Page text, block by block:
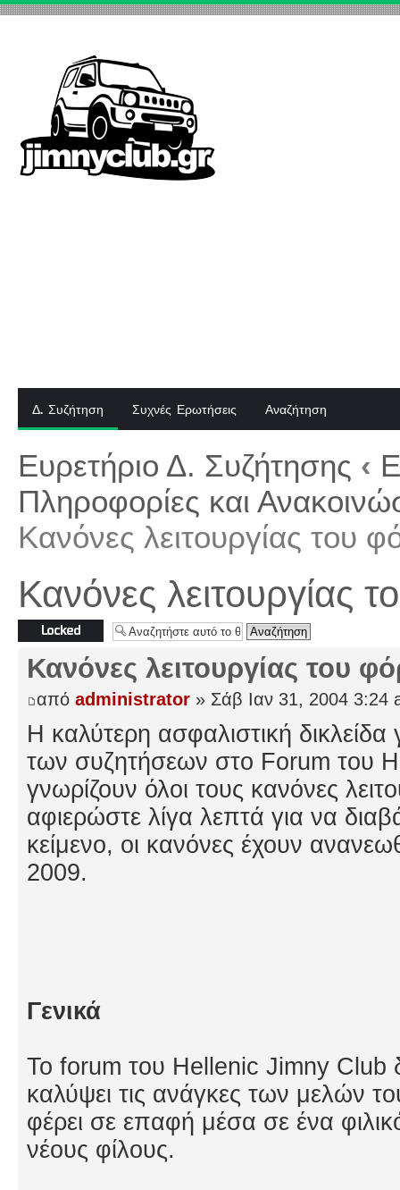
Δ. Συζήτηση Συχνές Ερωτήσεις Αναζήτηση
Ευρετήριο Δ. Συζήτησης ‹
Πληροφορίες και
Κανόνες λειτουργίας του
Κανόνες λειτουργίας
Το θέμα
κλειδώθηκε
Κανόνες λειτουργίας του
από administrator » Σάβ Ιαν 31, 2004 3:24
H καλύτερη ασφαλιστική
των συζητήσεων στο Forum του
γνωρίζουν όλοι τους κανόνες
αφιερώστε λίγα λεπτά για να
κείμενο, οι κανόνες έχουν
2009.
Γενικά
Το forum του Hellenic Jimny Club
καλύψει τις ανάγκες των μελών
φέρει σε επαφή μέσα σε ένα
νέους φίλους.